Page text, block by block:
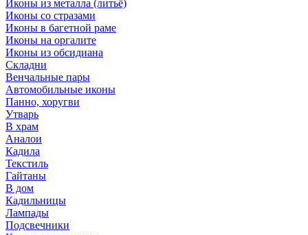
Иконы из металла (литьё)
Иконы со стразами
Иконы в багетной раме
Иконы на оргалите
Иконы из обсидиана
Складни
Венчальные пары
Автомобильные иконы
Панно, хоругви
Утварь
В храм
Аналои
Кадила
Текстиль
Гайтаны
В дом
Кадильницы
Лампады
Подсвечники